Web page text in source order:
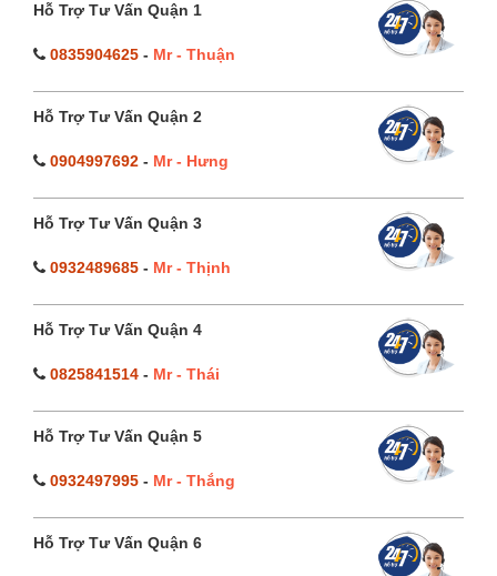
Hỗ Trợ Tư Vấn Quận 1
0835904625 - Mr - Thuận
Hỗ Trợ Tư Vấn Quận 2
0904997692 - Mr - Hưng
Hỗ Trợ Tư Vấn Quận 3
0932489685 - Mr - Thịnh
Hỗ Trợ Tư Vấn Quận 4
0825841514 - Mr - Thái
Hỗ Trợ Tư Vấn Quận 5
0932497995 - Mr - Thắng
Hỗ Trợ Tư Vấn Quận 6